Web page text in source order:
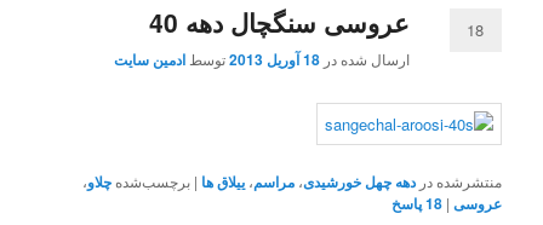
عروسی سنگچال دهه 40
ارسال شده در18 آوریل 2013 توسطادمین سایت
18
منتشرشده در دهه چهل خورشیدی،مراسم،ییلاق ها |برچسب‌شده چلاو،
عروسی |
18پاسخ